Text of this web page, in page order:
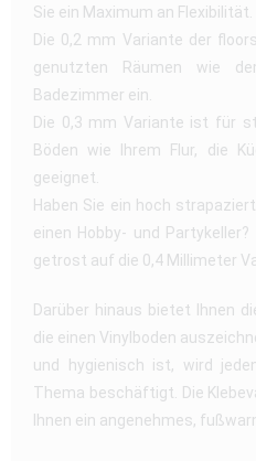
Sie ein Maximum an
Die 0,2 mm Variante der
genutzten Räumen wie
Badezimmer ein.
Die 0,3 mm Variante ist für
Böden wie Ihrem Flur, die
geeignet.
Haben Sie ein hoch
einen Hobby- und
getrost auf die 0,4 Millimeter
Darüber hinaus bietet Ihnen
die einen Vinylboden
und hygienisch ist, wird
Thema beschäftigt. Die
Ihnen ein angenehmes,